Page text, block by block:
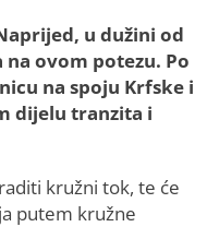
u dužini od
ovom potezu. Po
na spoju Krfske i
dijelu tranzita i
kružni tok, te će
putem kružne